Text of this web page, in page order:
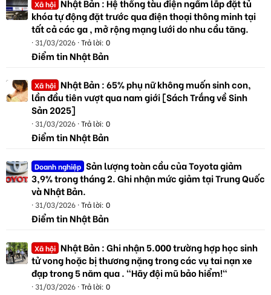
Xã hội Nhật Bản : Hệ thống tàu điện ngầm lắp đặt tủ
khóa tự động đặt trước qua điện thoại thông minh tại
tất cả các ga , mở rộng mạng lưới do nhu cầu tăng.
31/03/2026 Trả lời: 0
Điểm tin Nhật Bản
Xã hội Nhật Bản : 65% phụ nữ không muốn sinh con,
lần đầu tiên vượt qua nam giới [Sách Trắng về Sinh
Sản 2025]
31/03/2026 Trả lời: 0
Điểm tin Nhật Bản
Doanh nghiệp Sản lượng toàn cầu của Toyota giảm
3,9% trong tháng 2. Ghi nhận mức giảm tại Trung Quốc
và Nhật Bản.
31/03/2026 Trả lời: 0
Điểm tin Nhật Bản
Xã hội Nhật Bản : Ghi nhận 5.000 trường hợp học sinh
tử vong hoặc bị thương nặng trong các vụ tai nạn xe
đạp trong 5 năm qua . "Hãy đội mũ bảo hiểm!"
31/03/2026 Trả lời: 0